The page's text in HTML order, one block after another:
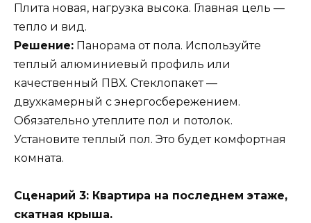
Плита новая, нагрузка высока. Главная цель —
тепло и вид.
Решение: Панорама от пола. Используйте
теплый алюминиевый профиль или
качественный ПВХ. Стеклопакет —
двухкамерный с энергосбережением.
Обязательно утеплите пол и потолок.
Установите теплый пол. Это будет комфортная
комната.
Сценарий 3: Квартира на последнем этаже,
скатная крыша.